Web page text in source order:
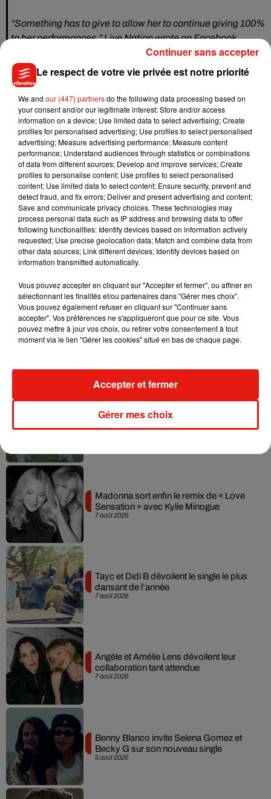
“Something has to give to allow her to continue giving 100%
to her performances,” Live Nation wrote on Facebook.
— Pop Crave (@PopCrave)September 3, 2019
prévu à Anvers, en Belgique, le 30 août dernier. Elle a
annoncé les raisons de son stress dans une story publiée sur
son compte Instagram. "Salut mes amours.Mon anxiété et
ma dépression ont atteint un niveau record ces derniers
temps. Je vous ai donné tout ce que j’avais et j’essayais de le
faire de mon mieux et de le masquer. La journée
d’aujourd’hui a été très difficile. Après une poignée
d’attaques de panique, je sens que la décision la plus sage
serait de préserver mon énergie pour le show.J’aime passer
du temps avec vous. Et je ne pourrai pas être présente, ni
vous donner le meilleur de moi-même aujourd’hui. Toute
personne qui avait sa place sera bien sûr intégralement
remboursée… Je suis vraiment désolée",a-t-elle déclaré.
Espérons qu'elle réussisse à reprendre vite du poil de la bête
Musique
Julien Lieb s’essaye à la vie de chatelain
dans son nouveau clip
7 août 2026
Madonna sort enfin le remix de « Love
Sensation » avec Kylie Minogue
7 août 2026
Tayc et Didi B dévoilent le single le plus
dansant de l’année
7 août 2026
Angèle et Amélie Lens dévoilent leur
collaboration tant attendue
5 août 2026
Benny Blanco invite Selena Gomez et
Becky G sur son nouveau single
Le respect de votre vie privée est notre priorité
We and our (447) partnersdo the following data processing based on
your consent and/or our legitimate interest: Store and/or access
information on a device; Use limited data to select advertising; Create
profiles for personalised advertising; Use profiles to select personalised
advertising; Measure advertising performance; Measure content
performance; Understand audiences through statistics or combinations
of data from different sources; Develop and improve services; Create
profiles to personalise content; Use profiles to select personalised
content; Use limited data to select content; Ensure security, prevent and
detect fraud, and fix errors; Deliver and present advertising and content;
Save and communicate privacy choices. These technologies may
process personal data such as IP address and browsing data to offer
following functionalities: Identify devices based on information actively
requested; Use precise geolocation data; Match and combine data from
other data sources; Link different devices; Identify devices based on
information transmitted automatically.
Vous pouvez accepter en cliquant sur "Accepter et fermer", ou affiner en
sélectionnant les finalités et/ou partenaires dans "Gérer mes choix".
Vous pouvez également refuser en cliquant sur "Continuer sans
accepter". Vos préférences ne s'appliqueront que pour ce site. Vous
pouvez mettre à jour vos choix, ou retirer votre consentement à tout
moment via le lien "Gérer les cookies" situé en bas de chaque page.
Gérer mes choix
Accepter et fermer
Continuer sans accepter